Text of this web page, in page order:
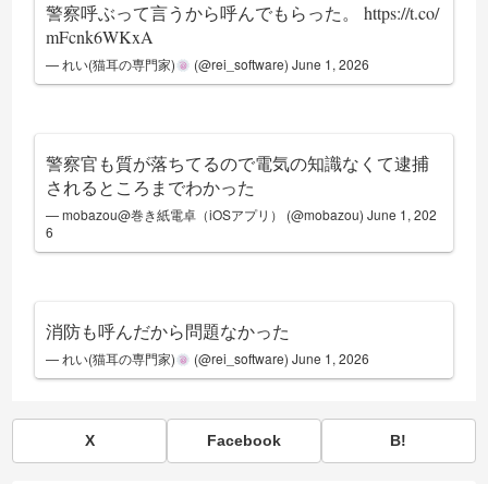
警察呼ぶって言うから呼んでもらった。https://t.co/
mFcnk6WKxA
— れい(猫耳の専門家) (@rei_software) June 1, 2026
警察官も質が落ちてるので電気の知識なくて逮捕
されるところまでわかった
— mobazou@巻き紙電卓（iOSアプリ） (@mobazou)June 1, 202
6
消防も呼んだから問題なかった
— れい(猫耳の専門家) (@rei_software) June 1, 2026
X Facebook B!